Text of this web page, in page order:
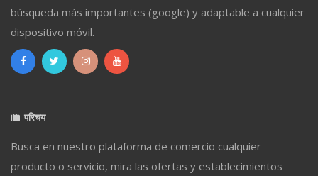
búsqueda más importantes (google) y adaptable a cualquier
dispositivo móvil.
परिचय
Busca en nuestro plataforma de comercio cualquier
producto o servicio, mira las ofertas y establecimientos